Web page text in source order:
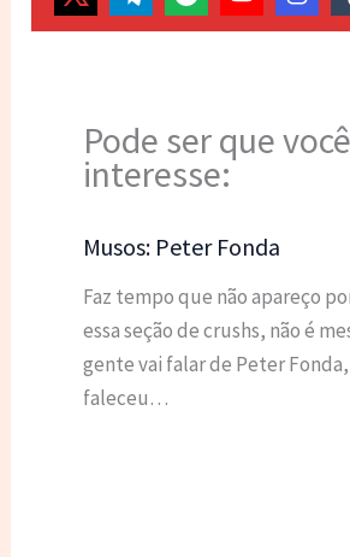
Pode ser que
interesse:
Musos: Peter Fonda
Faz tempo que não apareço
essa seção de crushs, não é
gente vai falar de Peter
faleceu…